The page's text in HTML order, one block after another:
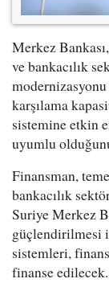
Merkez
ve bankacılık
modernizasyonu
karşılama
sistemine etkin
uyumlu
Finansman,
bankacılık
Suriye Merkez
güçlendirilmesi
sistemleri,
finanse edilecek.